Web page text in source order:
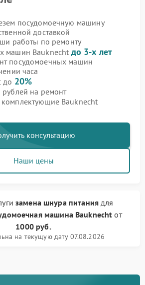
посудомоечную машину
доставкой
работы по ремонту
машин Bauknecht до 3-х лет
посудомоечных машин
часа
до 20%
на ремонт
Bauknecht
консультацию
Наши цены
замена шнура питаниядля
машина Bauknecht от
1000 руб.
на текущую дату 07.08.2026